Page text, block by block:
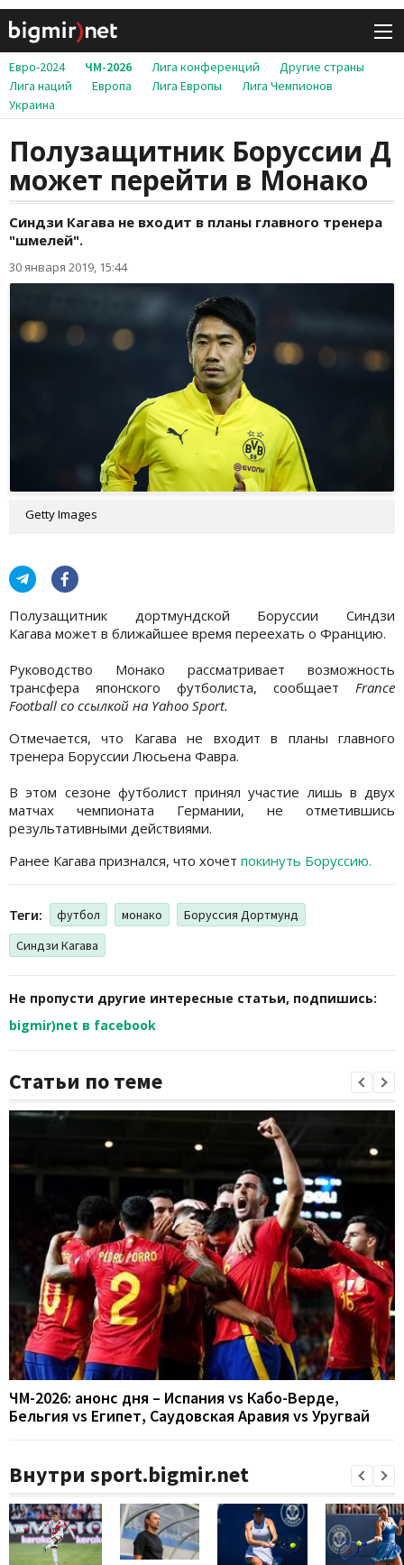
Евро-2024 ЧМ-2026 Лига конференций
Другие страны
Лига наций
Европа Лига Европы
Лига Чемпионов
Украина
Полузащитник Боруссии Д
может перейти в Монако
Синдзи Кагава не входит в планы главного тренера
"шмелей".
30 января 2019, 15:44
Getty Images
Полузащитник дортмундской Боруссии Синдзи
Кагава может в ближайшее время переехать о Францию.
Руководство Монако рассматривает возможность
трансфера японского футболиста, сообщает France
Football со ссылкой на Yahoo Sport.
Отмечается, что Кагава не входит в планы главного
тренера Боруссии Люсьена Фавра.
В этом сезоне футболист принял участие лишь в двух
матчах чемпионата Германии, не отметившись
результативными действиями.
Ранее Кагава признался, что хочет покинуть Боруссию.
Теги: футбол монако
Боруссия Дортмунд
Синдзи Кагава
Не пропусти другие интересные статьи, подпишись:
bigmir)net в facebook
Статьи по теме
ЧМ-2026: анонс дня – Испания vs Кабо-Верде,
Бельгия vs Египет, Саудовская Аравия vs Уругвай
Внутри sport.bigmir.net